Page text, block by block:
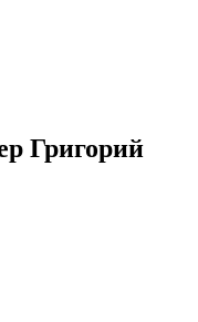
Григорий